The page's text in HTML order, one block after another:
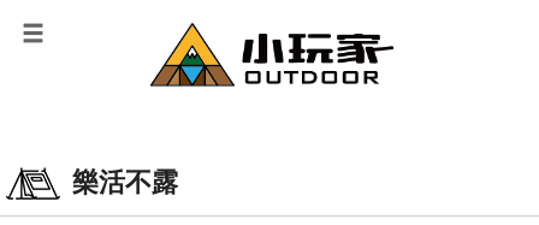
樂活不露